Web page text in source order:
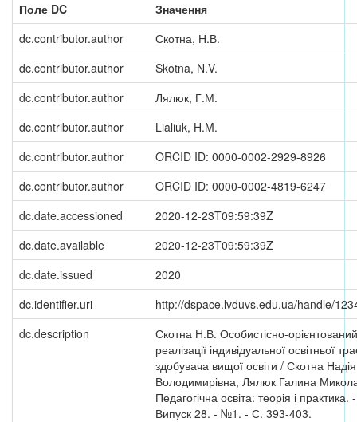
Поле DC
Значення
dc.contributor.author
Скотна, Н.В.
dc.contributor.author
Skotna, N.V.
dc.contributor.author
Лялюк, Г.М.
dc.contributor.author
Lialiuk, H.M.
dc.contributor.author
ORCID ID: 0000-0002-2929-8926
dc.contributor.author
ORCID ID: 0000-0002-4819-6247
dc.date.accessioned
2020-12-23T09:59:39Z
dc.date.available
2020-12-23T09:59:39Z
dc.date.issued
2020
dc.identifier.uri
http://dspace.lvduvs.edu.ua/handle/
dc.description
Скотна Н.В. Особистісно-
реалізації індивідуальної освітньої
здобувача вищої освіти / Скотна Надія
Володимирівна, Лялюк Галина
Педагогічна освіта: теорія і
Випуск 28. - №1. - С. 393-403.